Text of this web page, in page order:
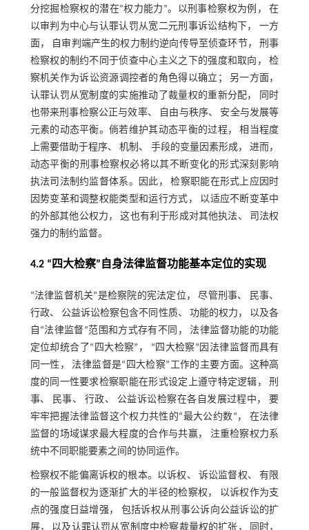
分挖掘检察权的潜在“权力能力”。以刑事检察权为例， 在
以审判为中心与认罪认罚从宽二元刑事诉讼结构下， 一方
面， 自审判端产生的权力制约逆向传导至侦查环节， 刑事
检察权的制约不同于侦查中心主义之下的强度和取向， 检
察机关作为诉讼资源调控者的角色得以确立； 另一方面，
认罪认罚从宽制度的实施推动了裁量权的重新分配， 同时
也带来刑事检察公正与效率、 自由与秩序、 安全与发展等
元素的动态平衡。倘若维护其动态平衡的过程， 相当程度
上需要借助于程序、 机制、 手段的变量因素形成， 进而，
动态平衡的刑事检察权必将以其不断变化的形式深刻影响
执法司法制约监督体系。因此， 检察职能在形式上应因时
因势变革和调整权能类型和运行方式， 以适应不断变革中
的外部其他公权力， 这也有利于形成对其他执法、 司法权
强力的制约监督。
4.2 “四大检察”自身法律监督功能基本定位的实现
“法律监督机关”是检察院的宪法定位， 尽管刑事、 民事、
行政、 公益诉讼检察包含不同性质、 功能的权力， 以及各
自“法律监督”范围和方式存有不同， 法律监督功能的功能
定位却统合了“四大检察”， “四大检察”因法律监督而具有
同一性， 法律监督是“四大检察”工作的主要方面。这种高
度的同一性要求检察职能在形式设定上遵守特定逻辑， 刑
事、 民事、 行政、 公益诉讼检察在各自发展过程中， 要
牢牢把握法律监督这个权力共性的“最大公约数”， 在法律
监督的场域谋求最大程度的合作与共赢， 注重检察权力系
统中不同职能要素之间的协同运作。
检察权不能偏离诉权的根本。以诉权、 诉讼监督权、 有限
的一般监督权为逐渐扩大的半径的检察权， 以诉权作为支
点的强度日益增强， 包括诉权从刑事公诉向公益诉讼的扩
展， 以及认罪认罚从宽制度中检察裁量权的扩张， 同时，